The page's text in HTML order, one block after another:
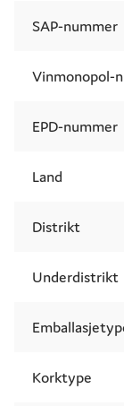
SAP-nummer
Vinmonopol-
EPD-nummer
Land
Distrikt
Underdistrikt
Korktype